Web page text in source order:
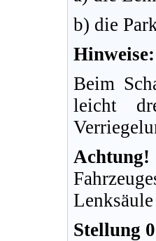
b) die
Hinweise:
Beim
leicht
Achtung!
Stellung